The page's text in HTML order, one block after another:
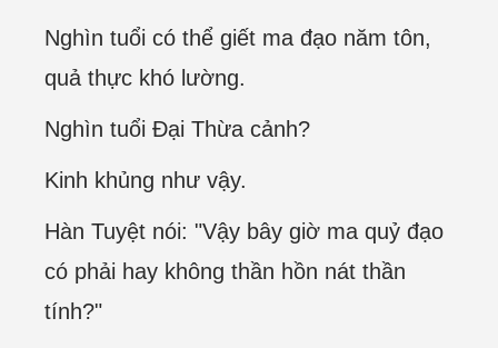
Nghìn tuổi có thể giết ma đạo năm tôn,
quả thực khó lường.
Nghìn tuổi Đại Thừa cảnh?
Kinh khủng như vậy.
Hàn Tuyệt nói: "Vậy bây giờ ma quỷ đạo
có phải hay không thần hồn nát thần
tính?"